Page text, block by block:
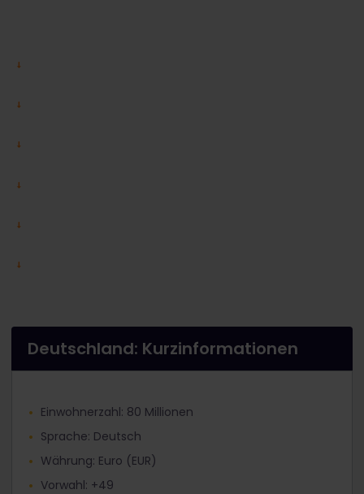
Deutschland: Kurzinformationen
Einwohnerzahl: 80 Millionen
Sprache: Deutsch
Währung: Euro (EUR)
Vorwahl: +49